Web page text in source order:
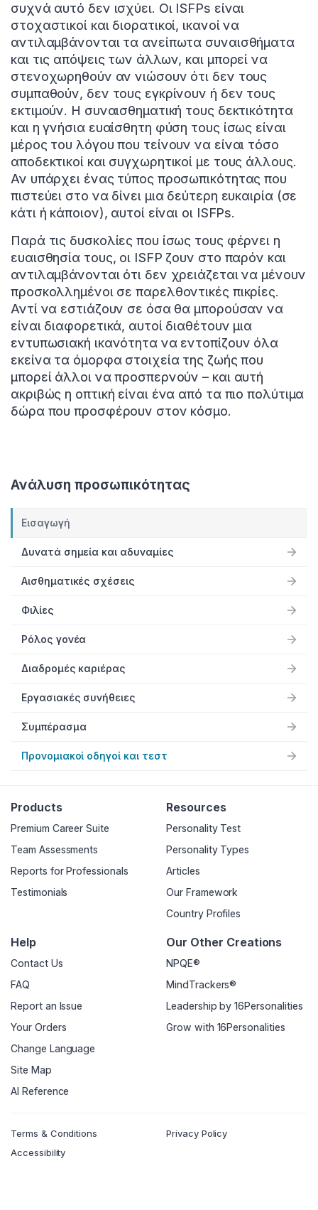
Ανάλυση προσωπικότητας
Εισαγωγή
Δυνατά σημεία και αδυναμίες
Αισθηματικές σχέσεις
Φιλίες
Ρόλος γονέα
Διαδρομές καριέρας
Εργασιακές συνήθειες
Συμπέρασμα
Προνομιακοί οδηγοί και τεστ
συχνά αυτό δεν ισχύει. Οι ISFPs είναι
στοχαστικοί και διορατικοί, ικανοί να
αντιλαμβάνονται τα ανείπωτα συναισθήματα
και τις απόψεις των άλλων, και μπορεί να
στενοχωρηθούν αν νιώσουν ότι δεν τους
συμπαθούν, δεν τους εγκρίνουν ή δεν τους
εκτιμούν. Η συναισθηματική τους δεκτικότητα
και η γνήσια ευαίσθητη φύση τους ίσως είναι
μέρος του λόγου που τείνουν να είναι τόσο
αποδεκτικοί και συγχωρητικοί με τους άλλους.
Αν υπάρχει ένας τύπος προσωπικότητας που
πιστεύει στο να δίνει μια δεύτερη ευκαιρία (σε
κάτι ή κάποιον), αυτοί είναι οι ISFPs.
Παρά τις δυσκολίες που ίσως τους φέρνει η
ευαισθησία τους, οι ISFP ζουν στο παρόν και
αντιλαμβάνονται ότι δεν χρειάζεται να μένουν
προσκολλημένοι σε παρελθοντικές πικρίες.
Αντί να εστιάζουν σε όσα θα μπορούσαν να
είναι διαφορετικά, αυτοί διαθέτουν μια
εντυπωσιακή ικανότητα να εντοπίζουν όλα
εκείνα τα όμορφα στοιχεία της ζωής που
μπορεί άλλοι να προσπερνούν – και αυτή
ακριβώς η οπτική είναι ένα από τα πιο πολύτιμα
δώρα που προσφέρουν στον κόσμο.
Products
Premium Career Suite
Team Assessments
Reports for Professionals
Testimonials
Resources
Personality Test
Personality Types
Articles
Our Framework
Country Profiles
Help
Contact Us
FAQ
Report an Issue
Your Orders
Change Language
Site Map
AI Reference
Our Other Creations
NPQE®
MindTrackers®
Leadership by 16Personalities
Grow with 16Personalities
Terms & Conditions
Privacy Policy
Accessibility